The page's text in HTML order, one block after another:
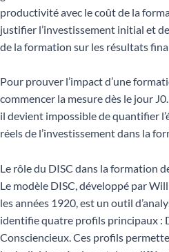
productivité avec le coût de la
justifier l’investissement initial et
de la formation sur les résultats
Pour prouver l’impact d’une
commencer la mesure dès le jour
il devient impossible de quantifier
réels de l’investissement dans la
Le rôle du DISC dans la formation
Le modèle DISC, développé par
les années 1920, est un outil
identifie quatre profils principaux :
Consciencieux. Ces profils